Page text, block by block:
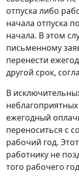
отпуска либо
начала отпуска
начала. В этом
письменному
перенести
другой срок,
В
ежегодный
переноситься с
рабочий год.
работнику не
того рабочего